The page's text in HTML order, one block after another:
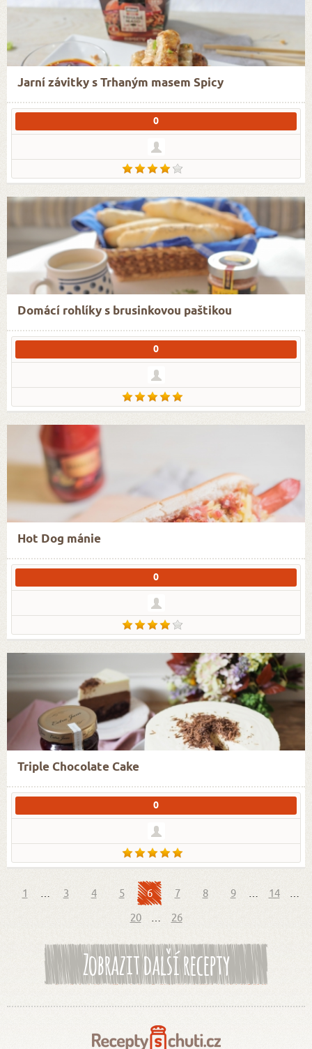
Jarní závitky s Trhaným masem Spicy
0
Domácí rohlíky s brusinkovou paštikou
0
Hot Dog mánie
0
Triple Chocolate Cake
0
1 3 4 5 6 7 8 9 14
20 26
Zobrazit další recepty